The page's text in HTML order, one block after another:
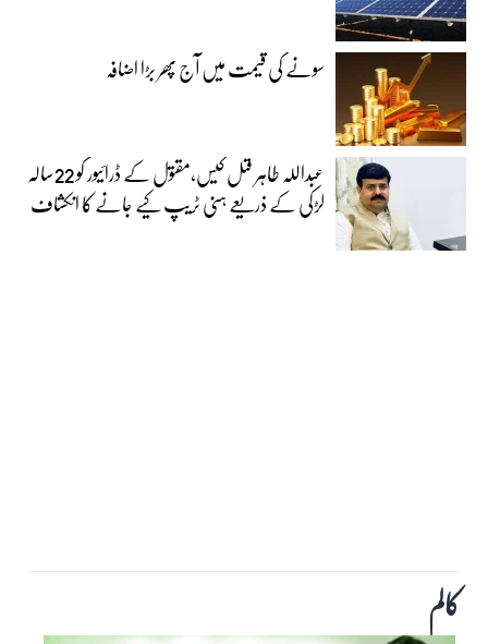
سونے کی قیمت میں آج پھر بڑا اضافہ
عبداللہ طاہر قتل کیس،مقتول کے ڈرائیور کو 22سالہ
لڑکی کے ذریعے ہنی ٹریپ کیے جانے کا انکشاف
کالم